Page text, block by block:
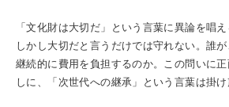
「文化財は大切だ」という言葉に異論を唱
しかし大切だと言うだけでは守れない。誰が
継続的に費用を負担するのか。この問いに
しに、「次世代への継承」という言葉は掛け